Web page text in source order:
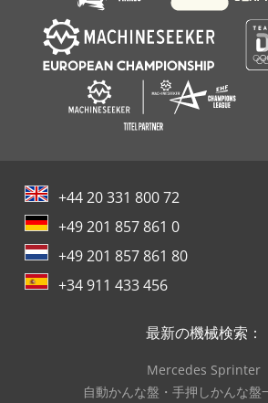
+44 20 331 800 72
+49 201 857 861 0
+49 201 857 861 80
+34 911 433 456
最新の機械検索：
Mercedes Sprinter
自動かんな盤・手押しかんな盤